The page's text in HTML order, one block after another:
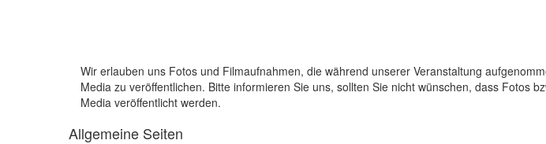
Wir erlauben uns Fotos und Filmaufnahmen, die während unserer Veranstaltung
Media zu veröffentlichen. Bitte informieren Sie uns, sollten Sie nicht wünschen, dass Fotos
Media veröffentlicht werden.
Allgemeine Seiten